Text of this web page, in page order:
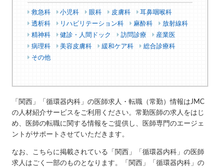
救急科 小児科 眼科 皮膚科
耳鼻咽喉科
透析科
リハビリテーション科 麻酔科
放射線科
精神科
健診・人間ドック 訪問診療
産業医
病理科
美容皮膚科 緩和ケア科
総合診療科
その他
「関西」「循環器内科」の医師求人・転職（常勤）情報はJMC
の人材紹介サービスをご利用ください。常勤医師の求人をはじ
め、医師の転職に関する情報をご提供し、医師専門のエージェ
ントがサポートさせていただきます。
なお、こちらに掲載されている「関西」「循環器内科」の医師
求人はごく一部のものとなります。「関西」「循環器内科」の